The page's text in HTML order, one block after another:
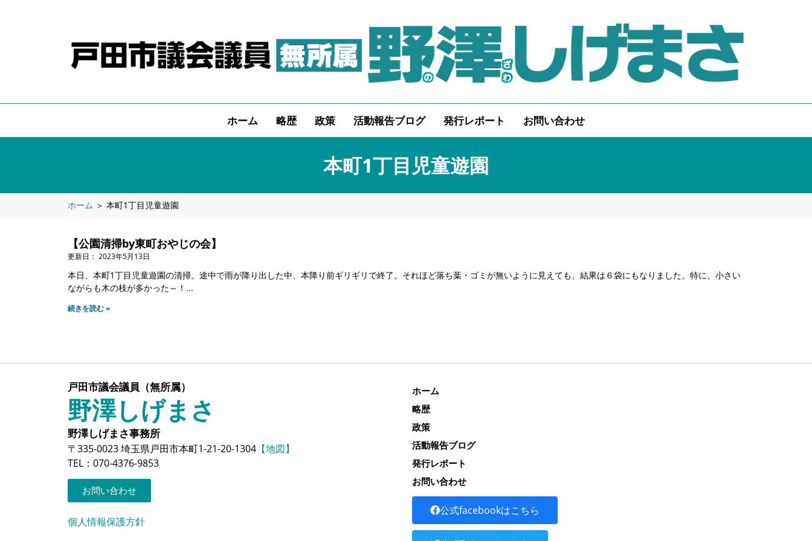
ホーム 略歴 政策 活動報告ブログ 発行レポート お問い合わせ
本町1丁目児童遊園
ホーム ＞ 本町1丁目児童遊園
【公園清掃by東町おやじの会】
2023年5月13日
本日、本町1丁目児童遊園の清掃。途中で雨が降り出した中、本降り前ギリギリで終了。それほど落ち葉・ゴミが無いように見えても、結果は６袋にもなりました。特に、小さい
ながらも木の枝が多かった～！
続きを読む »
戸田市議会議員（無所属）
野澤しげまさ
野澤しげまさ事務所
〒335-0023 埼玉県戸田市本町1-21-20-1304 【地図】
TEL：070-4376-9853
お問い合わせ
個人情報保護方針
ホーム
略歴
政策
活動報告ブログ
発行レポート
お問い合わせ
公式facebookはこちら